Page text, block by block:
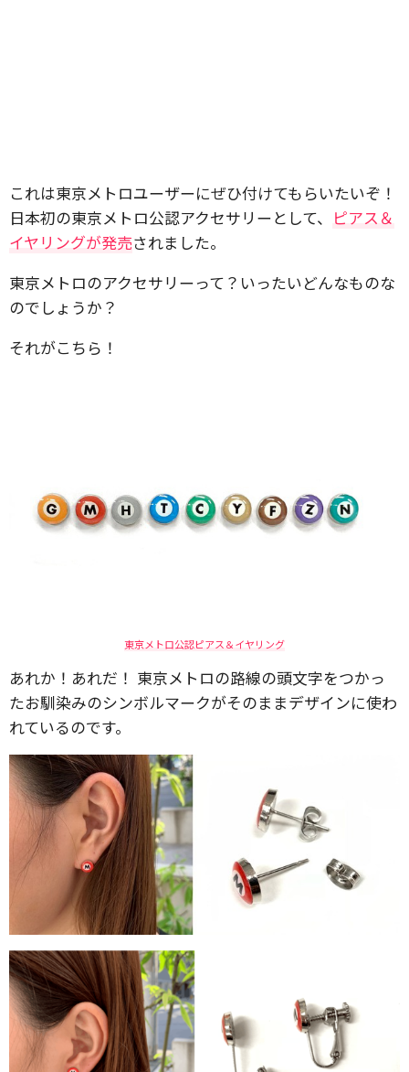
これは東京メトロユーザーにぜひ付けてもらいたいぞ！
日本初の東京メトロ公認アクセサリーとして、 ピアス＆
イヤリングが発売されました。
東京メトロのアクセサリーって？いったいどんなものな
のでしょうか？
それがこちら！
東京メトロ公認ピアス＆イヤリング
あれか！あれだ！ 東京メトロの路線の頭文字をつかっ
たお馴染みのシンボルマークがそのままデザインに使わ
れているのです。